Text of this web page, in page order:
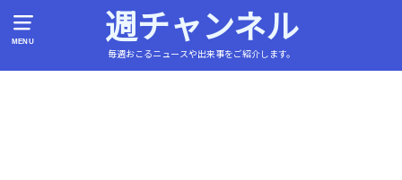
MENU 週チャンネル
毎週おこるニュースや出来事をご紹介します。